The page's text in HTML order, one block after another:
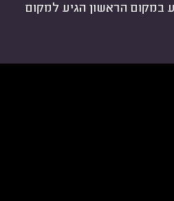
במקום הראשון הגיע למקום